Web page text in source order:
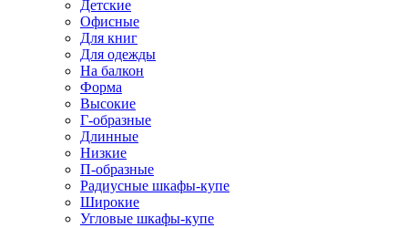
Детские
Офисные
Для книг
Для одежды
На балкон
Форма
Высокие
Г-образные
Длинные
Низкие
П-образные
Радиусные шкафы-купе
Широкие
Угловые шкафы-купе